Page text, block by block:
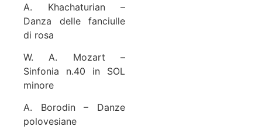
A. Khachaturian –
Danza delle fanciulle
di rosa
W. A. Mozart –
Sinfonia n.40 in SOL
minore
A. Borodin – Danze
polovesiane